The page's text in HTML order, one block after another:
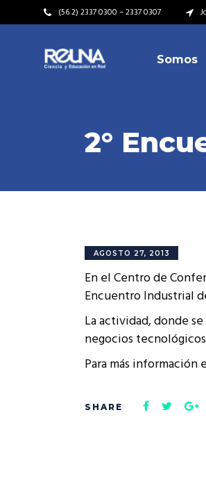
(56 2) 2337 0300 – 2337 0307
Somos
Plan Estratégico
Valores
Historia
Cumplimiento Legal
Video Institucional
Valores
Cumplimiento Legal
2°
AGOSTO 27, 2013
En el Centro de
Encuentro Industrial
La actividad, donde
negocios
Para más